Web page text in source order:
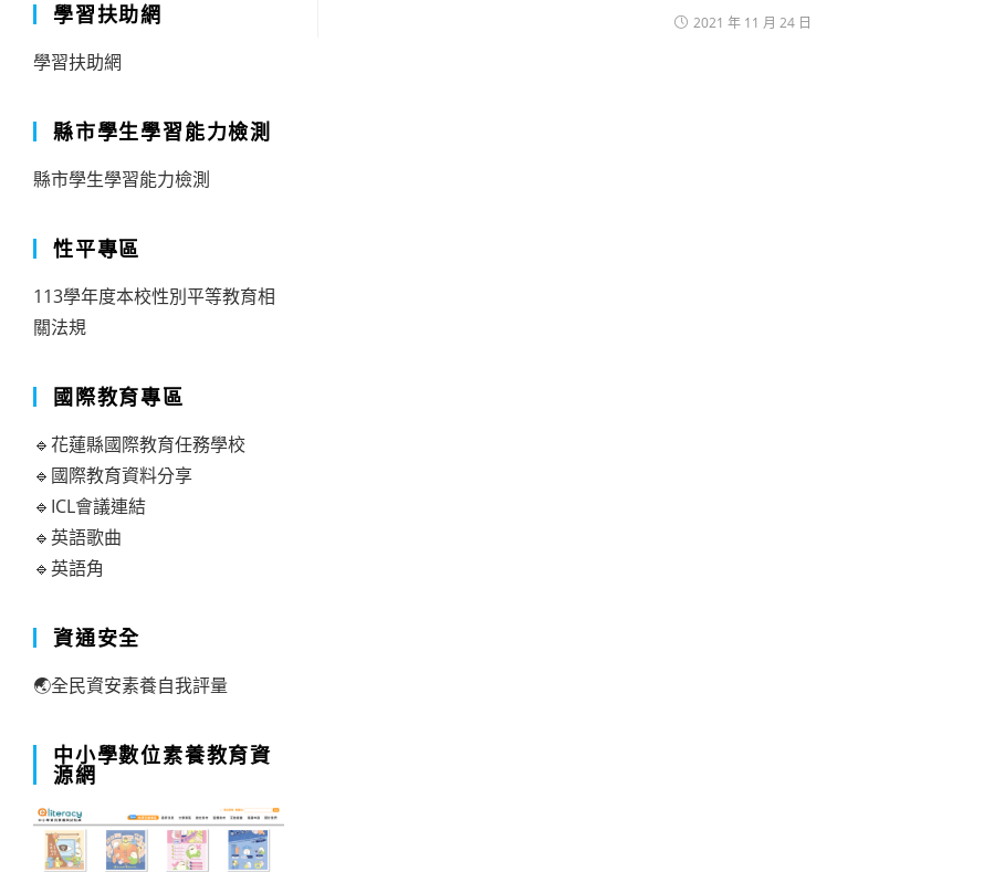
2021 年 11 月 24 日
學習扶助網
學習扶助網
縣市學生學習能力檢測
縣市學生學習能力檢測
性平專區
113學年度本校性別平等教育相
關法規
國際教育專區
🔹花蓮縣國際教育任務學校
🔹國際教育資料分享
🔹ICL會議連結
🔹英語歌曲
🔹英語角
資通安全
🌏全民資安素養自我評量
中小學數位素養教育資
源網